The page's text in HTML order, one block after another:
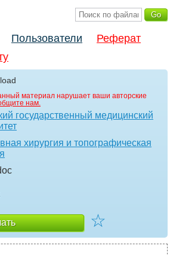
Пользователи
Реферат
материал нарушает ваши авторские
нам.
государственный медицинский
хирургия и топографическая
☆